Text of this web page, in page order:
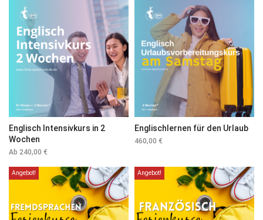
Englisch Intensivkurs in 2
Wochen
Ab 240,00 €
Englischlernen für den Urlaub
460,00 €
Angebot! Angebot!